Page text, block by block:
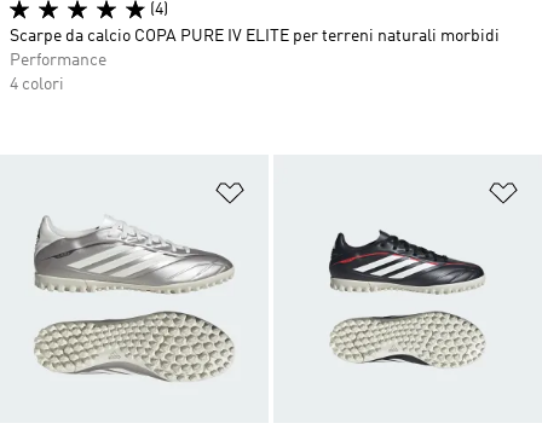
Aggiungi alla lista dei desideri
(4)
Scarpe da calcio COPA PURE IV ELITE per terreni naturali morbidi
Performance
4 colori